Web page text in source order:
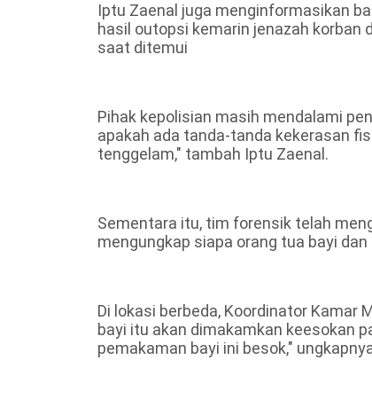
Iptu Zaenal juga menginformasikan
hasil outopsi kemarin jenazah korban
saat ditemui
Pihak kepolisian masih mendalami
apakah ada tanda-tanda kekerasan
tenggelam," tambah Iptu Zaenal.
Sementara itu, tim forensik telah
mengungkap siapa orang tua bayi
Di lokasi berbeda, Koordinator Kamar
bayi itu akan dimakamkan keesokan
pemakaman bayi ini besok,"